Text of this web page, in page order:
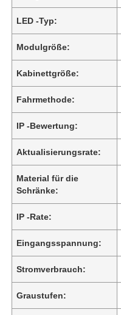
LED -Typ:
Modulgröße:
Kabinettgröße:
Fahrmethode:
IP -Bewertung:
Aktualisierungsrate:
Material für die
Schränke:
IP -Rate:
Eingangsspannung:
Stromverbrauch:
Graustufen: